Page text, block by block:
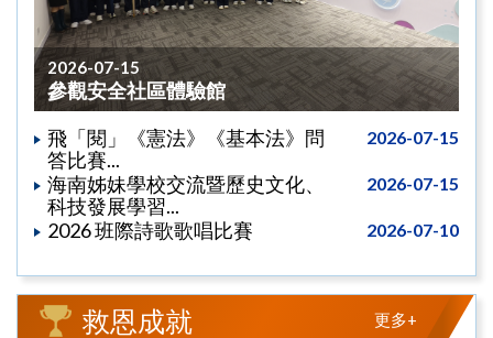
2026-07-15
參觀安全社區體驗館
2026-07-15
飛「閱」《憲法》《基本法》問
答比賽...
2026-07-15
海南姊妹學校交流暨歷史文化、
科技發展學習...
2026-07-10
2026 班際詩歌歌唱比賽
救恩成就 更多+